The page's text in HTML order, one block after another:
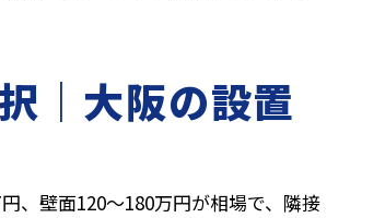
｜大阪の設置
、壁面120〜180万円が相場で、隣接